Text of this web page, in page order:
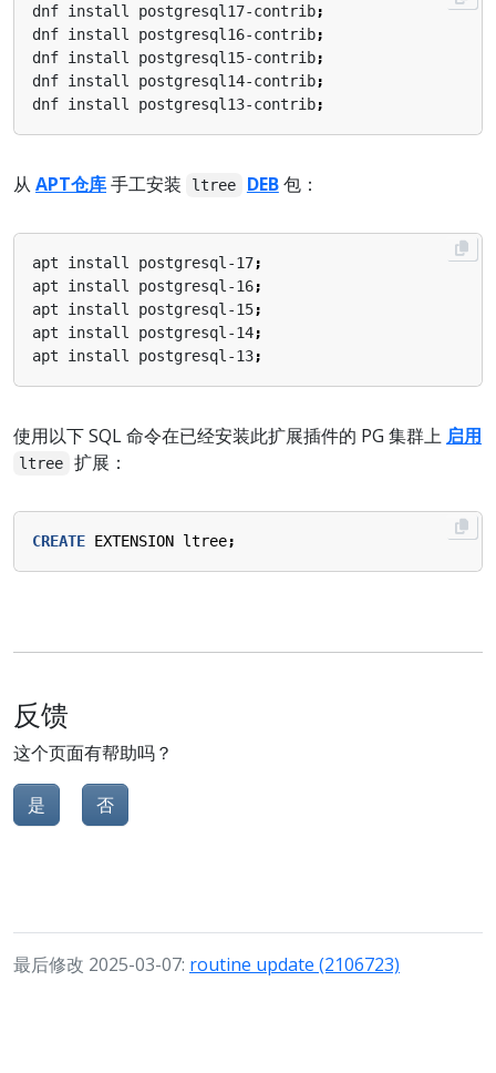
dnf install postgresql17-contrib;
dnf install postgresql16-contrib;
dnf install postgresql15-contrib;
dnf install postgresql14-contrib;
dnf install postgresql13-contrib;
从 APT仓库手工安装 ltree DEB包：
apt install postgresql-17;
apt install postgresql-16;
apt install postgresql-15;
apt install postgresql-14;
apt install postgresql-13;
使用以下 SQL 命令在已经安装此扩展插件的 PG 集群上 启用
ltree 扩展：
CREATE EXTENSION ltree;
反馈
这个页面有帮助吗？
是 否
最后修改 2025-03-07: routine update (2106723)